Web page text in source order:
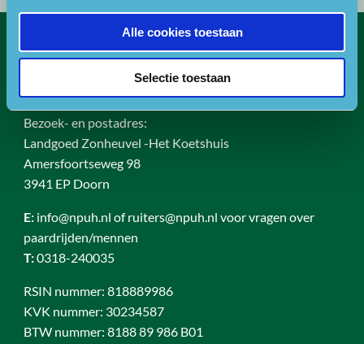
Alle cookies toestaan
Selectie toestaan
Contact
Bezoek- en postadres:
Landgoed Zonheuvel -Het Koetshuis
Amersfoortseweg 98
3941 EP Doorn
E:info@npuh.nl of ruiters@npuh.nl voor vragen over
paardrijden/mennen
T:0318-240035
RSIN nummer: 818889986
KVK nummer: 30234587
BTW nummer: 8188 89 986 B01